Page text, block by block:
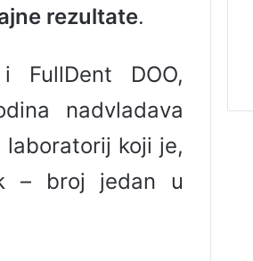
rezultate.
DOO,
nadvladava
koji je,
– broj jedan u